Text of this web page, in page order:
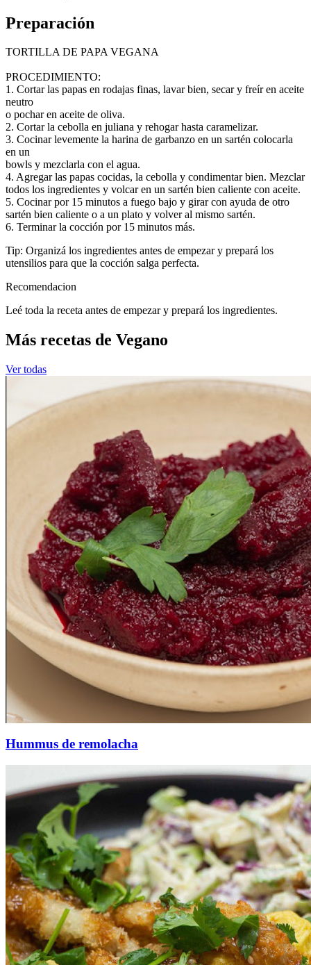
Preparación
TORTILLA DE PAPA VEGANA
PROCEDIMIENTO:
1. Cortar las papas en rodajas finas, lavar bien, secar y freír en aceite
neutro
o pochar en aceite de oliva.
2. Cortar la cebolla en juliana y rehogar hasta caramelizar.
3. Cocinar levemente la harina de garbanzo en un sartén colocarla
en un
bowls y mezclarla con el agua.
4. Agregar las papas cocidas, la cebolla y condimentar bien. Mezclar
todos los ingredientes y volcar en un sartén bien caliente con aceite.
5. Cocinar por 15 minutos a fuego bajo y girar con ayuda de otro
sartén bien caliente o a un plato y volver al mismo sartén.
6. Terminar la cocción por 15 minutos más.
Tip: Organizá los ingredientes antes de empezar y prepará los
utensilios para que la cocción salga perfecta.
Recomendacion
Leé toda la receta antes de empezar y prepará los ingredientes.
Más recetas de Vegano
Ver todas
Hummus de remolacha